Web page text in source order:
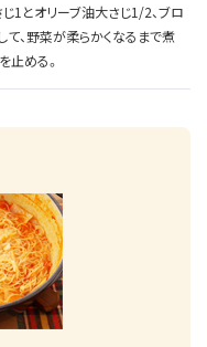
1とオリーブ油大さじ1/2、ブロ
て、野菜が柔らかくなるまで煮
止める。